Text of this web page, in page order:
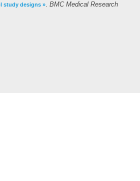
study designs ». BMC Medical Research